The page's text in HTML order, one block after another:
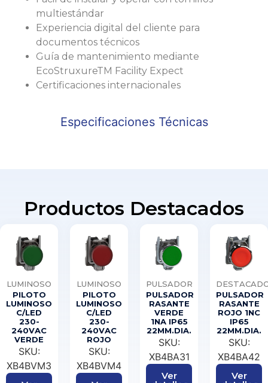
Especificaciones Técnicas
multiestándar
Experiencia digital del cliente para
documentos técnicos
Guía de mantenimiento mediante
EcoStruxureTM Facility Expect
Certificaciones internacionales
Productos Destacados
LUMINOSO
PILOTO
LUMINOSO
C/LED
230-
240VAC
VERDE
SKU:
XB4BVM3
LUMINOSO
PILOTO
LUMINOSO
C/LED
230-
240VAC
ROJO
SKU:
XB4BVM4
PULSADOR
PULSADOR
RASANTE
VERDE
1NA IP65
22MM.DIA.
SKU:
XB4BA31
Ver
PULSADOR
RASANTE
ROJO 1NC
IP65
22MM.DIA.
SKU:
XB4BA42
Ver